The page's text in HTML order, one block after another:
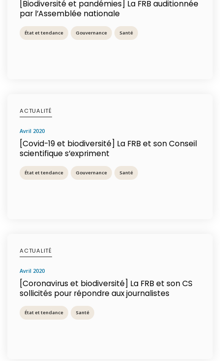
[Biodiversité et pandémies] La FRB auditionnée
par l’Assemblée nationale
État et tendance Gouvernance Santé
ACTUALITÉ
avril 2020
[Covid-19 et biodiversité] La FRB et son Conseil
scientifique s’expriment
État et tendance Gouvernance Santé
ACTUALITÉ
avril 2020
[Coronavirus et biodiversité] La FRB et son CS
sollicités pour répondre aux journalistes
État et tendance Santé